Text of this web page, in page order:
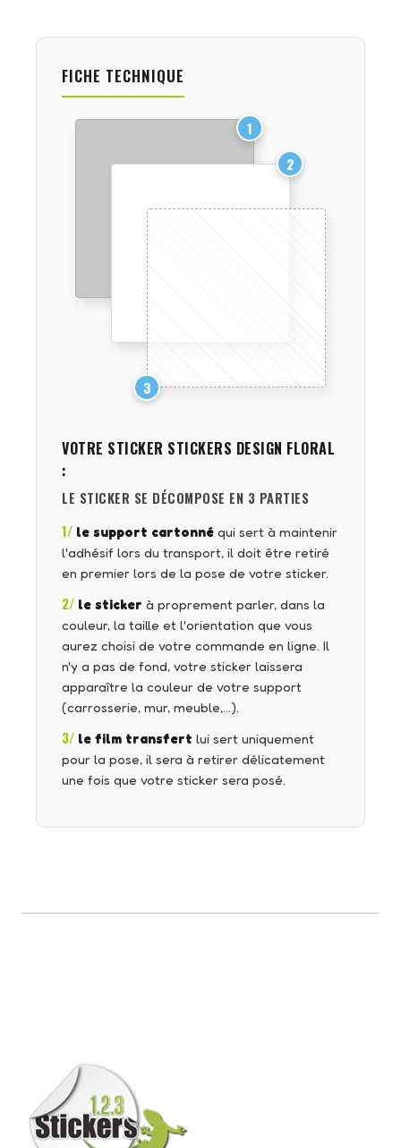
FICHE TECHNIQUE
1
2
3
VOTRE STICKER STICKERS DESIGN FLORAL
:
LE STICKER SE DÉCOMPOSE EN 3 PARTIES
1/ le support cartonné qui sert à maintenir
l'adhésif lors du transport, il doit être retiré
en premier lors de la pose de votre sticker.
2/ le sticker à proprement parler, dans la
couleur, la taille et l'orientation que vous
aurez choisi de votre commande en ligne. Il
n'y a pas de fond, votre sticker laissera
apparaître la couleur de votre support
(carrosserie, mur, meuble,…).
3/ le film transfert lui sert uniquement
pour la pose, il sera à retirer délicatement
une fois que votre sticker sera posé.